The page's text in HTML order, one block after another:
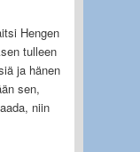
Hengen
tulleen
ja hänen
sen,
niin